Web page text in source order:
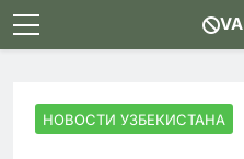
Skip
to
НОВОСТИ УЗБЕКИСТАНА